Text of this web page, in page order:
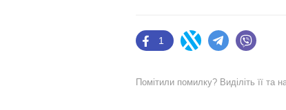
Facebook
1
Twitter Telegram
Помітили помилку? Виділіть її та